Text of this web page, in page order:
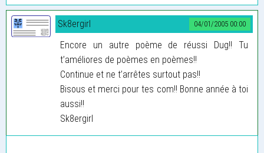
04/01/2005 00:00
Sk8ergirl
Encore un autre poème de réussi Dug!! Tu
t’améliores de poèmes en poèmes!!
Continue et ne t’arrêtes surtout pas!!
Bisous et merci pour tes com!! Bonne année à toi
aussi!!
Sk8ergirl